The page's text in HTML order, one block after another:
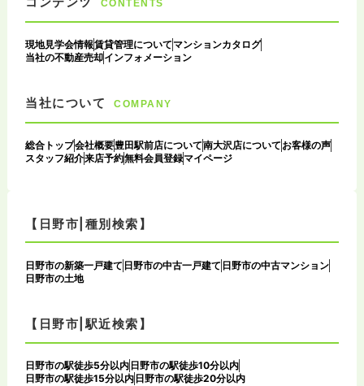
CONTENTS
現地見学会情報賃貸管理について マンションカタログ
当社の不動産売却インフォメーション
当社について COMPANY
総合トップ会社概要豊田駅前店について南大沢店について お客様の声
スタッフ紹介来店予約無料会員登録マイページ
【日野市|種別検索】
日野市の新築一戸建て 日野市の中古一戸建て 日野市の中古マンション
日野市の土地
【日野市|駅近検索】
日野市の駅徒歩5分以内 日野市の駅徒歩10分以内
日野市の駅徒歩15分以内 日野市の駅徒歩20分以内